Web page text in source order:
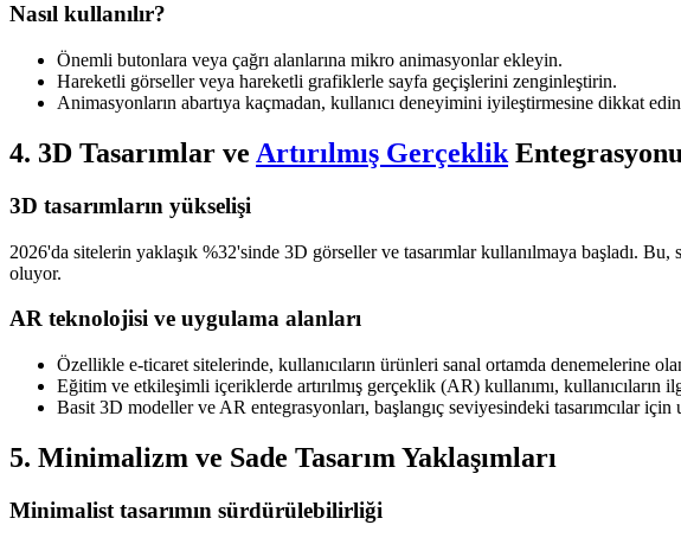
Nasıl kullanılır?
Önemli butonlara veya çağrı alanlarına mikro animasyonlar ekleyin.
Hareketli görseller veya hareketli grafiklerle sayfa geçişlerini zenginleştirin.
Animasyonların abartıya kaçmadan, kullanıcı deneyimini iyileştirmesine dikkat
4. 3D Tasarımlar ve Artırılmış Gerçeklik Entegrasyonu
3D tasarımların yükselişi
2026'da sitelerin yaklaşık %32'sinde 3D görseller ve tasarımlar kullanılmaya başladı.
oluyor.
AR teknolojisi ve uygulama alanları
Özellikle e-ticaret sitelerinde, kullanıcıların ürünleri sanal ortamda denemelerine
Eğitim ve etkileşimli içeriklerde artırılmış gerçeklik (AR) kullanımı, kullanıcıların
Basit 3D modeller ve AR entegrasyonları, başlangıç seviyesindeki tasarımcılar için
5. Minimalizm ve Sade Tasarım Yaklaşımları
Minimalist tasarımın sürdürülebilirliği